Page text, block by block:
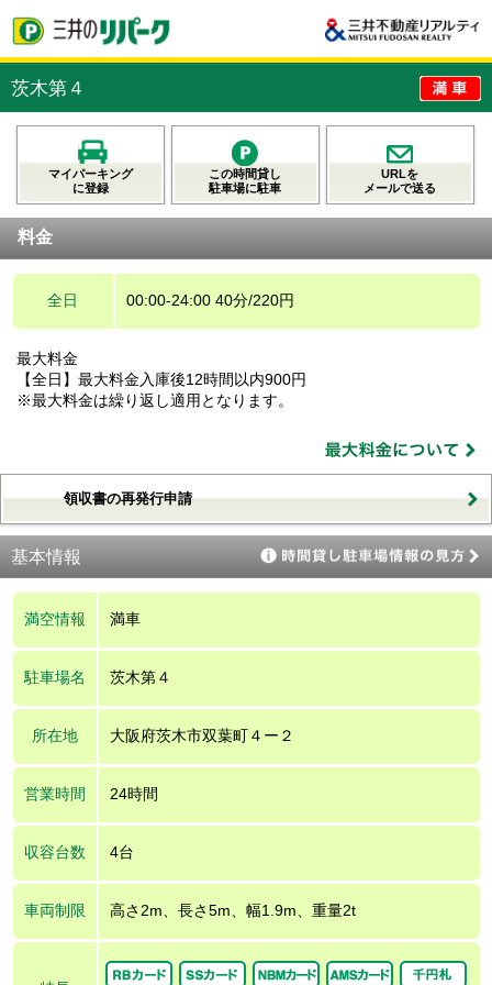
茨木第４
マイパーキング
に登録
この時間貸し
駐車場に駐車
URLを
メールで送る
料金
全日 00:00-24:00 40分/220円
最大料金
【全日】最大料金入庫後12時間以内900円
※最大料金は繰り返し適用となります。
領収書の再発行申請
基本情報
満空情報 満車
駐車場名 茨木第４
所在地 大阪府茨木市双葉町４ー２
営業時間 24時間
収容台数 4台
車両制限 高さ2m、長さ5m、幅1.9m、重量2t